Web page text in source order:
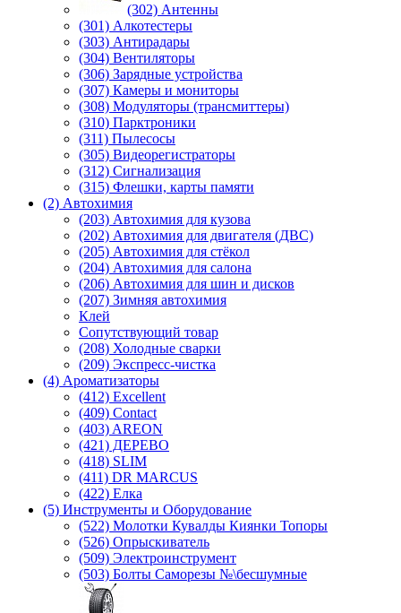
(302) Антенны
(301) Алкотестеры
(303) Антирадары
(304) Вентиляторы
(306) Зарядные устройства
(307) Камеры и мониторы
(308) Модуляторы (трансмиттеры)
(310) Парктроники
(311) Пылесосы
(305) Видеорегистраторы
(312) Сигнализация
(315) Флешки, карты памяти
(2) Автохимия
(203) Автохимия для кузова
(202) Автохимия для двигателя (ДВС)
(205) Автохимия для стёкол
(204) Автохимия для салона
(206) Автохимия для шин и дисков
(207) Зимняя автохимия
Клей
Сопутствующий товар
(208) Холодные сварки
(209) Экспреcс-чистка
(4) Ароматизаторы
(412) Excellent
(409) Contact
(403) AREON
(421) ДЕРЕВО
(418) SLIM
(411) DR MARCUS
(422) Елка
(5) Инструменты и Оборудование
(522) Молотки Кувалды Киянки Топоры
(526) Опрыскиватель
(509) Электроинструмент
(503) Болты Саморезы №\бесшумные